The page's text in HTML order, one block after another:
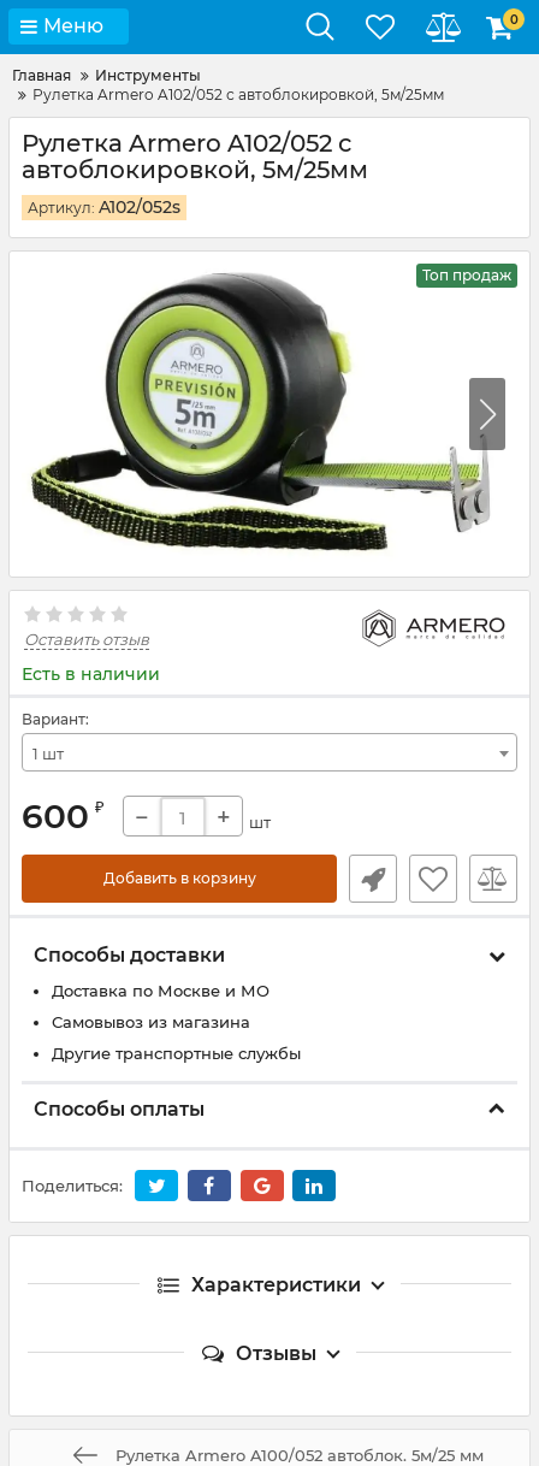
Меню 0
Главная
Инструменты
Рулетка Armero A102/052 с автоблокировкой, 5м/25мм
Рулетка Armero A102/052 с
автоблокировкой, 5м/25мм
Артикул: A102/052s
Топ продаж
Оставить отзыв
Есть в наличии
Вариант:
1 шт
600 ₽ − + шт
Добавить в корзину
Способы доставки
Доставка по Москве и МО
Самовывоз из магазина
Другие транспортные службы
Способы оплаты
Поделиться:
Характеристики
Отзывы
Рулетка Armero A100/052 автоблок. 5м/25 мм